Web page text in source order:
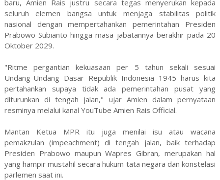
baru, Amien Rais justru secara tegas menyerukan kepada
seluruh elemen bangsa untuk menjaga stabilitas politik
nasional dengan mempertahankan pemerintahan Presiden
Prabowo Subianto hingga masa jabatannya berakhir pada 20
Oktober 2029.
"Ritme pergantian kekuasaan per 5 tahun sekali sesuai
Undang-Undang Dasar Republik Indonesia 1945 harus kita
pertahankan supaya tidak ada pemerintahan pusat yang
diturunkan di tengah jalan," ujar Amien dalam pernyataan
resminya melalui kanal YouTube Amien Rais Official.
Mantan Ketua MPR itu juga menilai isu atau wacana
pemakzulan (impeachment) di tengah jalan, baik terhadap
Presiden Prabowo maupun Wapres Gibran, merupakan hal
yang hampir mustahil secara hukum tata negara dan konstelasi
parlemen saat ini.